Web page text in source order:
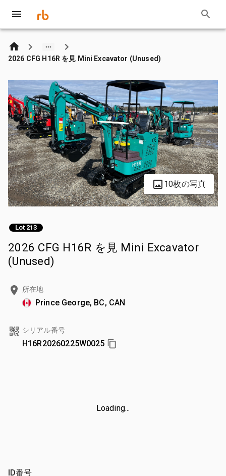
2026 CFG H16R を見 Mini Excavator (Unused)
10枚の写真
Lot 213
2026 CFG H16R を見 Mini Excavator
(Unused)
所在地
Prince George, BC, CAN
シリアル番号
H16R20260225W0025
Loading...
ID番号